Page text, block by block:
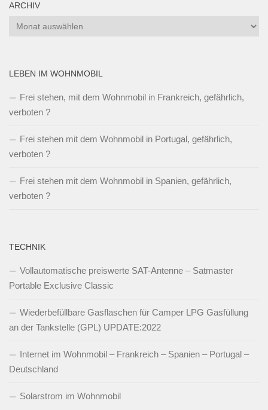
ARCHIV
Archiv
LEBEN IM WOHNMOBIL
Frei stehen, mit dem Wohnmobil in Frankreich, gefährlich,
verboten ?
Frei stehen mit dem Wohnmobil in Portugal, gefährlich,
verboten ?
Frei stehen mit dem Wohnmobil in Spanien, gefährlich,
verboten ?
TECHNIK
Vollautomatische preiswerte SAT-Antenne – Satmaster
Portable Exclusive Classic
Wiederbefüllbare Gasflaschen für Camper LPG Gasfüllung
an der Tankstelle (GPL) UPDATE:2022
Internet im Wohnmobil – Frankreich – Spanien – Portugal –
Deutschland
Solarstrom im Wohnmobil